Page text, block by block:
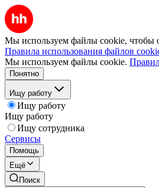
Мы используем файлы cookie, чтобы
Правила использования файлов
Мы используем файлы cookie.
Понятно
Ищу работу
Ищу работу
Ищу работу
Ищу сотрудника
Сервисы
Помощь
Ещё
Поиск